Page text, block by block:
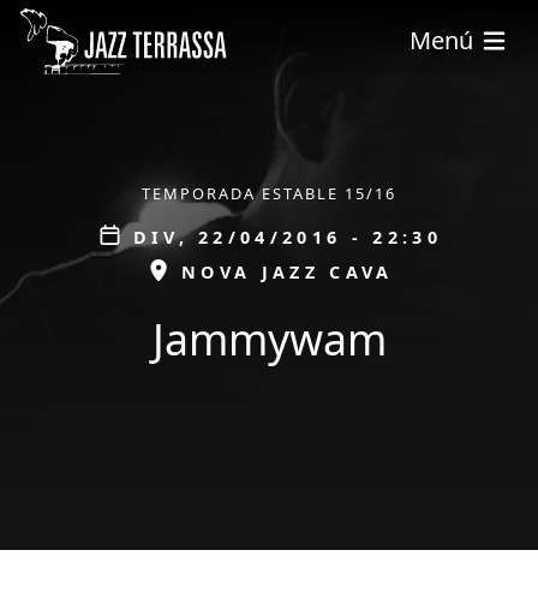
Vés al contingut
Menú
TEMPORADA ESTABLE 15/16
Data
DIV, 22/04/2016 - 22:30
ESPAI
NOVA JAZZ CAVA
Jammywam